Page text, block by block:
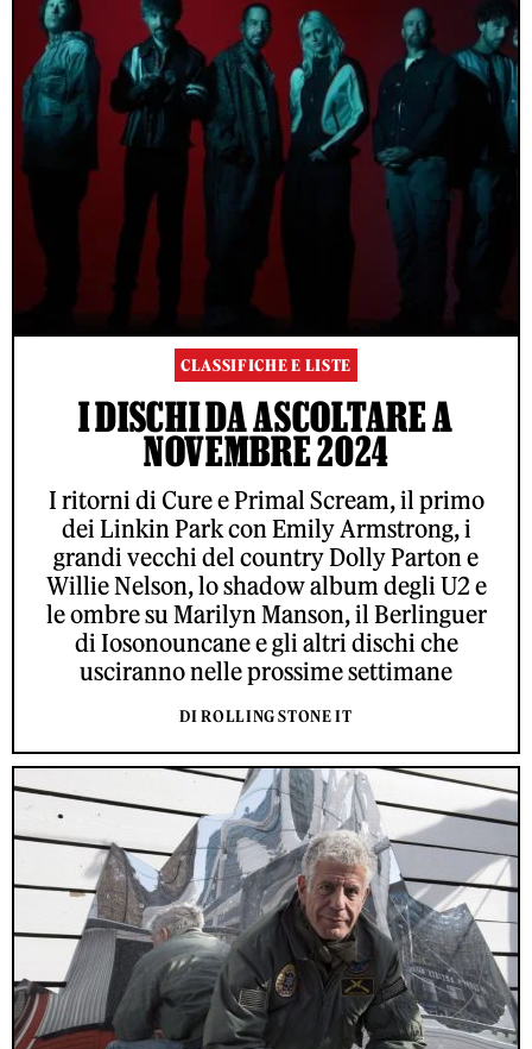
CLASSIFICHE E LISTE
I DISCHI DA ASCOLTARE A
NOVEMBRE 2024
I ritorni di Cure e Primal Scream, il primo
dei Linkin Park con Emily Armstrong, i
grandi vecchi del country Dolly Parton e
Willie Nelson, lo shadow album degli U2 e
le ombre su Marilyn Manson, il Berlinguer
di Iosonouncane e gli altri dischi che
usciranno nelle prossime settimane
DI ROLLING STONE IT